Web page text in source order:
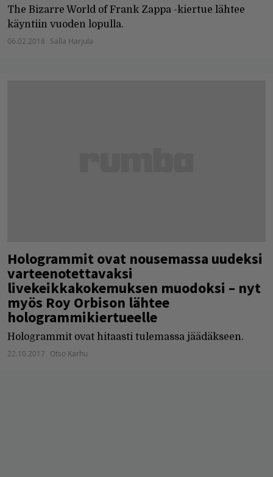
The Bizarre World of Frank Zappa -kiertue lähtee
käyntiin vuoden lopulla.
06.02.2018 Salla Harjula
Hologrammit ovat nousemassa uudeksi
varteenotettavaksi
livekeikkakokemuksen muodoksi – nyt
myös Roy Orbison lähtee
hologrammikiertueelle
Hologrammit ovat hitaasti tulemassa jäädäkseen.
22.10.2017 Otso Karhu